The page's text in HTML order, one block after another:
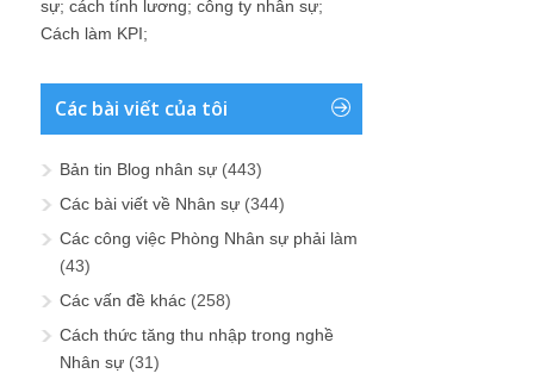
sự; cách tính lương; công ty nhân sự;
Cách làm KPI;
Các bài viết của tôi
Bản tin Blog nhân sự (443)
Các bài viết về Nhân sự (344)
Các công việc Phòng Nhân sự phải làm
(43)
Các vấn đề khác (258)
Cách thức tăng thu nhập trong nghề
Nhân sự (31)